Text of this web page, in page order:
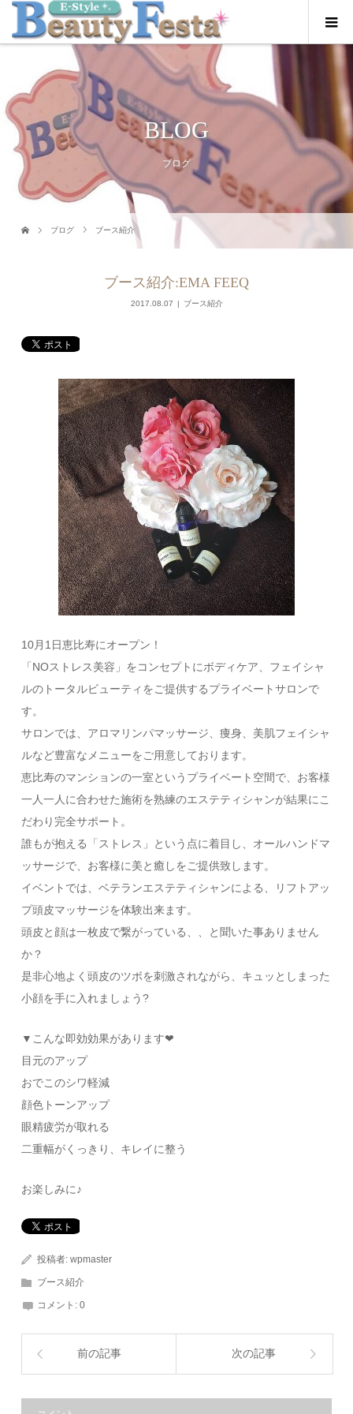
BLOG
ブログ
ブログ ブース紹介
ブース紹介:EMA FEEQ
2017.08.07 ブース紹介
10月1日恵比寿にオープン！
「NOストレス美容」をコンセプトにボディケア、フェイシャ
ルのトータルビューティをご提供するプライベートサロンで
す。
サロンでは、アロマリンパマッサージ、痩身、美肌フェイシャ
ルなど豊富なメニューをご用意しております。
恵比寿のマンションの一室というプライベート空間で、お客様
一人一人に合わせた施術を熟練のエステティシャンが結果にこ
だわり完全サポート。
誰もが抱える「ストレス」という点に着目し、オールハンドマ
ッサージで、お客様に美と癒しをご提供致します。
イベントでは、ベテランエステティシャンによる、リフトアッ
プ頭皮マッサージを体験出来ます。
頭皮と顔は一枚皮で繋がっている、、と聞いた事ありません
か？
是非心地よく頭皮のツボを刺激されながら、キュッとしまった
小顔を手に入れましょう?
▼こんな即効効果があります❤
目元のアップ
おでこのシワ軽減
顔色トーンアップ
眼精疲労が取れる
二重幅がくっきり、キレイに整う
お楽しみに♪
投稿者:wpmaster
ブース紹介
コメント:0
前の記事 次の記事